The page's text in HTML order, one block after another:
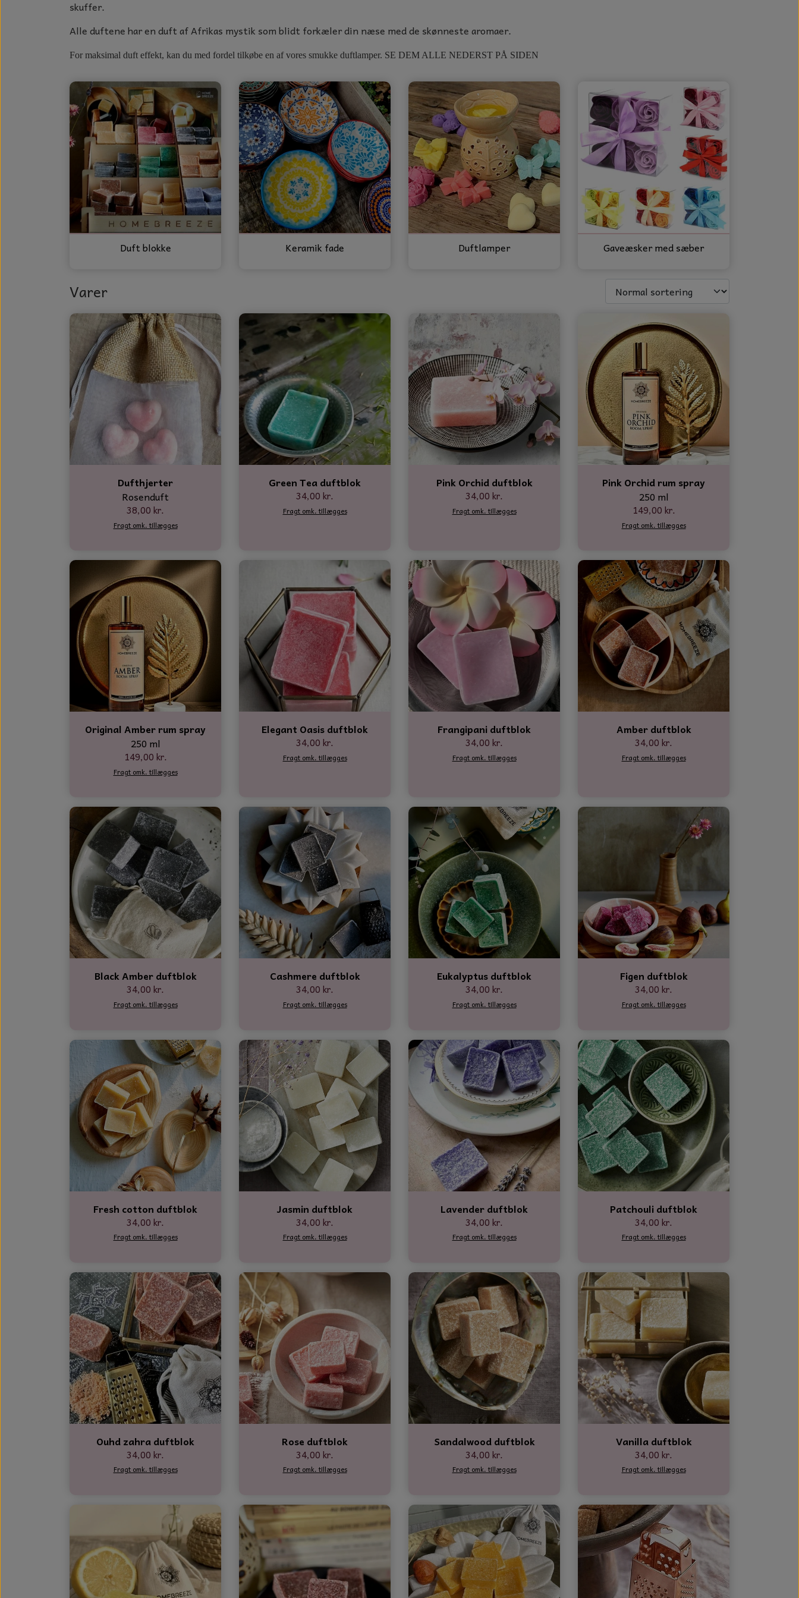
GLAS KRYSTALLER OG ORNAMENTER
KERAMIK BLOMSTER
MAD OG HYGGE
DUFT BLOKKE
LAMPESKÆRME TIL VINGLAS
HAMAM HÅNDKLÆDER
KERAMIK HUSNUMRE
HAVE PYNT
DUFTLYS
NOTES OG GÆSTEBØGER
CANDLE HOUSES
DUFTBLOKKE OG TILBEHØR
KERAMIK BLOMSTER
skuffer.
Alle duftene har en duft af Afrikas mystik som blidt forkæler din næse med de skønneste aromaer.
For maksimal duft effekt, kan du med fordel tilkøbe en af vores smukke duftlamper. SE DEM ALLE NEDERST PÅ SIDEN
Duft blokke Keramik fade Duftlamper Gaveæsker med sæber
Varer
Dufthjerter
Rosenduft
38,00 kr.
Fragt omk. tillægges
Green Tea duftblok
34,00 kr.
Fragt omk. tillægges
Pink Orchid duftblok
34,00 kr.
Fragt omk. tillægges
Pink Orchid rum spray
250 ml
149,00 kr.
Fragt omk. tillægges
Original Amber rum spray
250 ml
149,00 kr.
Fragt omk. tillægges
Elegant Oasis duftblok
34,00 kr.
Fragt omk. tillægges
Frangipani duftblok
34,00 kr.
Fragt omk. tillægges
Amber duftblok
34,00 kr.
Fragt omk. tillægges
Black Amber duftblok
34,00 kr.
Fragt omk. tillægges
Cashmere duftblok
34,00 kr.
Fragt omk. tillægges
Eukalyptus duftblok
34,00 kr.
Fragt omk. tillægges
Figen duftblok
34,00 kr.
Fragt omk. tillægges
Fresh cotton duftblok
34,00 kr.
Fragt omk. tillægges
Jasmin duftblok
34,00 kr.
Fragt omk. tillægges
Lavender duftblok
34,00 kr.
Fragt omk. tillægges
Patchouli duftblok
34,00 kr.
Fragt omk. tillægges
Ouhd zahra duftblok
34,00 kr.
Fragt omk. tillægges
Rose duftblok
34,00 kr.
Fragt omk. tillægges
Sandalwood duftblok
34,00 kr.
Fragt omk. tillægges
Vanilla duftblok
34,00 kr.
Fragt omk. tillægges